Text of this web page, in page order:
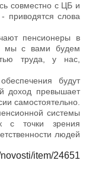
совместно с ЦБ и
приводятся слова
пенсионеры в
мы с вами будем
труда, у нас,
будут
доход превышает
самостоятельно.
системы
с точки зрения
людей
item/24651